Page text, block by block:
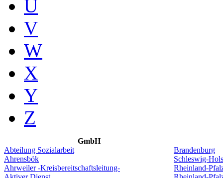
U
V
W
X
Y
Z
GmbH
Abteilung Sozialarbeit
Brandenburg
Ahrensbök
Schleswig-
Ahrweiler -Kreisbereitschaftsleitung-
Rheinland-